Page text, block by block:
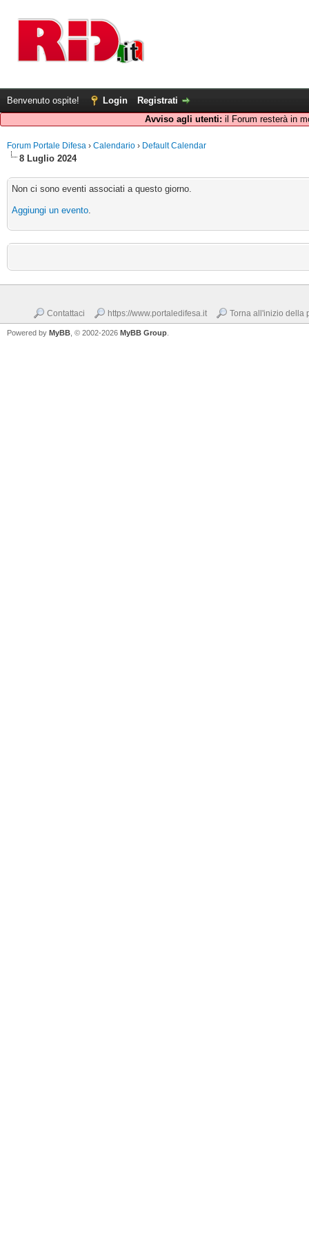
Benvenuto ospite! Login
Registrati
Avviso agli utenti: il Forum resterà in
Forum Portale Difesa › Calendario › Default Calendar
8 Luglio 2024
Non ci sono eventi associati a questo giorno.
Aggiungi un evento.
Contattaci https://www.portaledifesa.it Torna all'inizio della
Powered by MyBB , © 2002-2026 MyBB Group